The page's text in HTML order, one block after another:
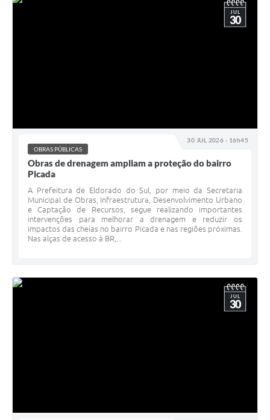
30 JUL 2026 - 16h45
JUL
30
OBRAS PÚBLICAS
Obras de drenagem ampliam a proteção do bairro
Picada
A Prefeitura de Eldorado do Sul, por meio da Secretaria
Municipal de Obras, Infraestrutura, Desenvolvimento Urbano
e Captação de Recursos, segue realizando importantes
intervenções para melhorar a drenagem e reduzir os
impactos das cheias no bairro Picada e nas regiões próximas.
Nas alças de acesso à BR,...
JUL
30